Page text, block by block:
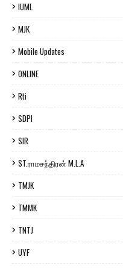
IUML
MJK
Mobile Updates
ONLINE
Rti
SDPI
SIR
ST.ராமசந்திரன் M.L.A
TMJK
TMMK
TNTJ
UYF